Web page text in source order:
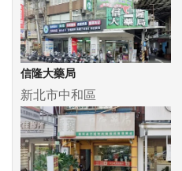
信隆大藥局
新北市中和區